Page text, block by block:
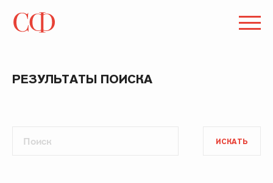
РЕЗУЛЬТАТЫ ПОИСКА
ИСКАТЬ